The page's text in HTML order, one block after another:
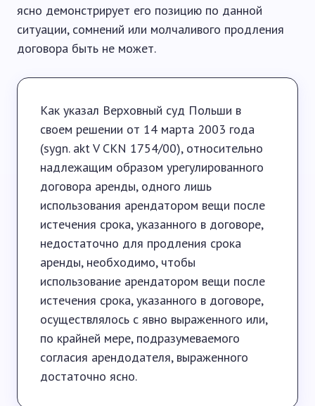
ясно демонстрирует его позицию по данной
ситуации, сомнений или молчаливого продления
договора быть не может.
Как указал Верховный суд Польши в
своем решении от 14 марта 2003 года
(sygn. akt V CKN 1754/00), относительно
надлежащим образом урегулированного
договора аренды, одного лишь
использования арендатором вещи после
истечения срока, указанного в договоре,
недостаточно для продления срока
аренды, необходимо, чтобы
использование арендатором вещи после
истечения срока, указанного в договоре,
осуществлялось с явно выраженного или,
по крайней мере, подразумеваемого
согласия арендодателя, выраженного
достаточно ясно.